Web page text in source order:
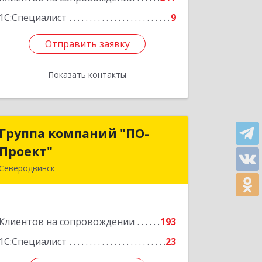
1С:Специалист
9
Отправить заявку
Показать контакты
Отправить заявку
Назад
Группа компаний "ПО-
Проект"
Клиентов на сопровождении
193
1С:Специалист
23
Группа компаний "ПО-
Подробнее